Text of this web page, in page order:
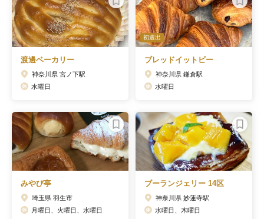
渡邊ベーカリー
神奈川県 宮ノ下駅
水曜日
初選出
ブレッドイットビー
神奈川県 鎌倉駅
水曜日
みやび亭
埼玉県 羽生市
月曜日、火曜日、水曜日
ブーランジェリー 14区
神奈川県 妙蓮寺駅
水曜日、木曜日